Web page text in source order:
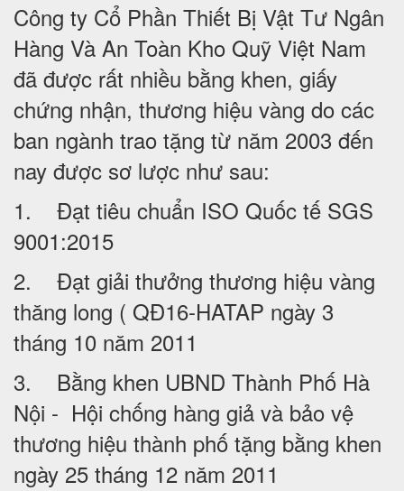
Công ty Cổ Phần Thiết Bị Vật Tư Ngân
Hàng Và An Toàn Kho Quỹ Việt Nam
đã được rất nhiều bằng khen, giấy
chứng nhận, thương hiệu vàng do các
ban ngành trao tặng từ năm 2003 đến
nay được sơ lược như sau:
1. Đạt tiêu chuẩn ISO Quốc tế SGS
9001:2015
2. Đạt giải thưởng thương hiệu vàng
thăng long ( QĐ16-HATAP ngày 3
tháng 10 năm 2011
3. Bằng khen UBND Thành Phố Hà
Nội - Hội chống hàng giả và bảo vệ
thương hiệu thành phố tặng bằng khen
ngày 25 tháng 12 năm 2011